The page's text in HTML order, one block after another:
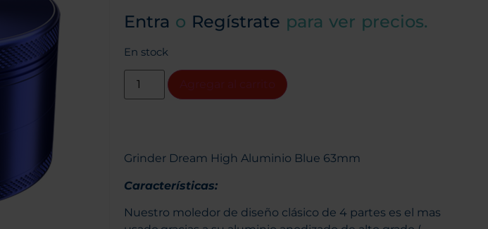
Entra o Regístrate para ver precios.
En stock
Grinder Dream High Aluminio Blue 63mm
Características:
Nuestro moledor de diseño clásico de 4 partes es el mas